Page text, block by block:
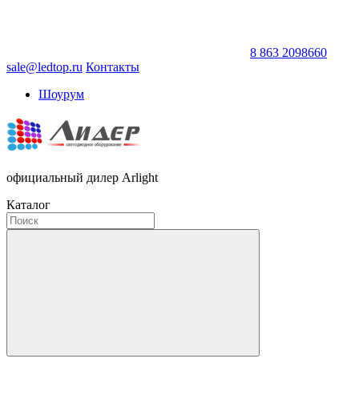
8 863 2098660
sale@ledtop.ru Контакты
Шоурум
официальный дилер Arlight
Каталог